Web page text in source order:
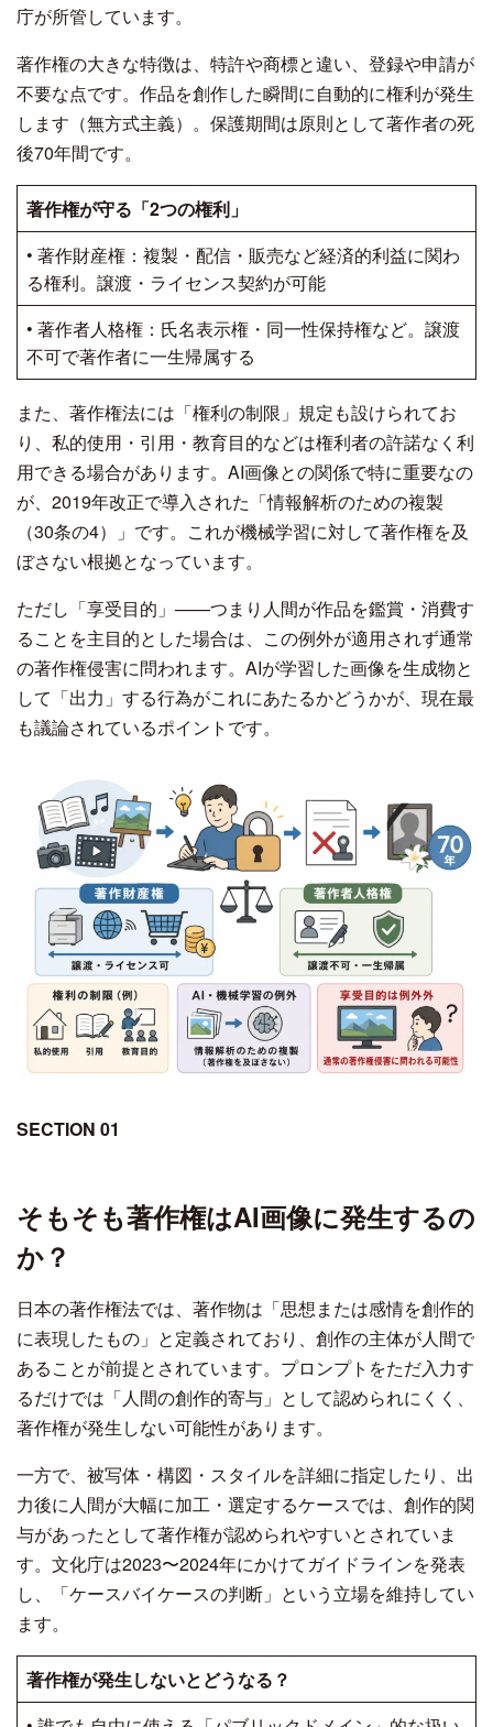
庁が所管しています。
著作権の大きな特徴は、特許や商標と違い、登録や申請が
不要な点です。作品を創作した瞬間に自動的に権利が発生
します（無方式主義）。保護期間は原則として著作者の死
後70年間です。
著作権が守る「2つの権利」
• 著作財産権：複製・配信・販売など経済的利益に関わ
る権利。譲渡・ライセンス契約が可能
• 著作者人格権：氏名表示権・同一性保持権など。譲渡
不可で著作者に一生帰属する
また、著作権法には「権利の制限」規定も設けられてお
り、私的使用・引用・教育目的などは権利者の許諾なく利
用できる場合があります。AI画像との関係で特に重要なの
が、2019年改正で導入された「情報解析のための複製
（30条の4）」です。これが機械学習に対して著作権を及
ぼさない根拠となっています。
ただし「享受目的」——つまり人間が作品を鑑賞・消費す
ることを主目的とした場合は、この例外が適用されず通常
の著作権侵害に問われます。AIが学習した画像を生成物と
して「出力」する行為がこれにあたるかどうかが、現在最
も議論されているポイントです。
SECTION 01
そもそも著作権はAI画像に発生するの
か？
日本の著作権法では、著作物は「思想または感情を創作的
に表現したもの」と定義されており、創作の主体が人間で
あることが前提とされています。プロンプトをただ入力す
るだけでは「人間の創作的寄与」として認められにくく、
著作権が発生しない可能性があります。
一方で、被写体・構図・スタイルを詳細に指定したり、出
力後に人間が大幅に加工・選定するケースでは、創作的関
与があったとして著作権が認められやすいとされていま
す。文化庁は2023〜2024年にかけてガイドラインを発表
し、「ケースバイケースの判断」という立場を維持してい
ます。
著作権が発生しないとどうなる？